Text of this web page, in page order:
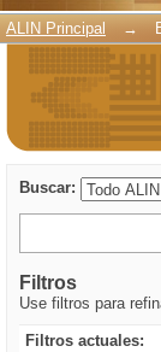
ALIN Principal →
Buscar:
Filtros
Use filtros para
Filtros actuales: